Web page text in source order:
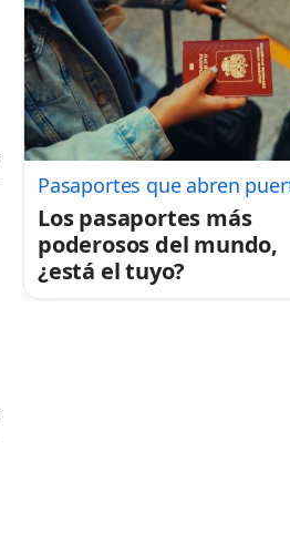
Pasaportes que abren
Los pasaportes más
poderosos del mundo,
¿está el tuyo?